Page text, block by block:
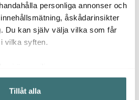
personliga annonser och
åskådarinsikter
Du kan själv välja vilka som får
vilka syften.
om din geografiska plats som
på upp till flera meter
Tillåt alla